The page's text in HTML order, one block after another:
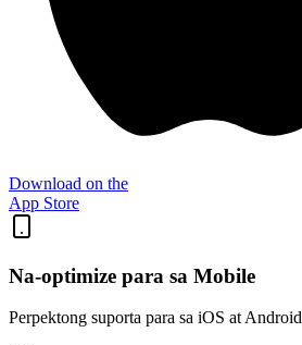
Download on the
App Store
Na-optimize para sa Mobile
Perpektong suporta para sa iOS at Android